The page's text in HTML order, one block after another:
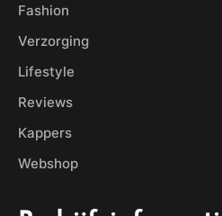
Fashion
Verzorging
Lifestyle
Reviews
Kappers
Webshop